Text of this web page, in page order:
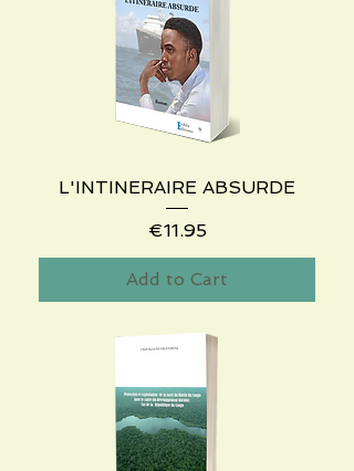
L'INTINERAIRE ABSURDE
Price
€11.95
Add to Cart